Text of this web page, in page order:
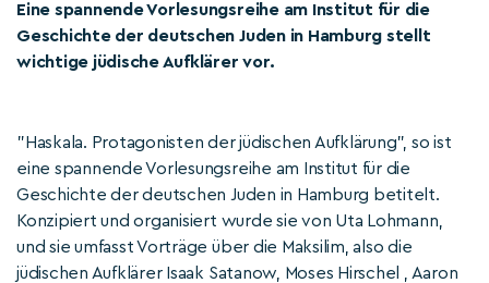
Eine spannende Vorlesungsreihe am Institut für die
Geschichte der deutschen Juden in Hamburg stellt
wichtige jüdische Aufklärer vor.
"Haskala. Protagonisten der jüdischen Aufklärung", so ist
eine spannende Vorlesungsreihe am Institut für die
Geschichte der deutschen Juden in Hamburg betitelt.
Konzipiert und organisiert wurde sie von Uta Lohmann,
und sie umfasst Vorträge über die Maksilim, also die
jüdischen Aufklärer Isaak Satanow, Moses Hirschel , Aaron